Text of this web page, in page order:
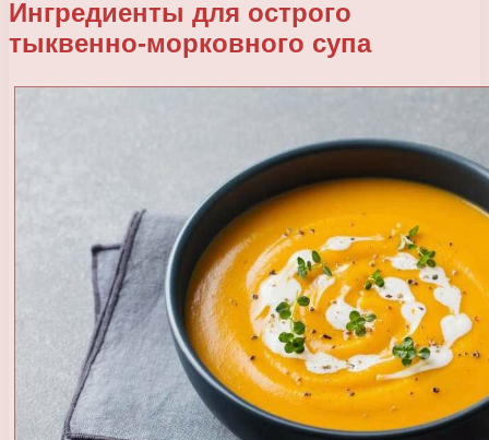
Ингредиенты для острого
тыквенно-морковного супа